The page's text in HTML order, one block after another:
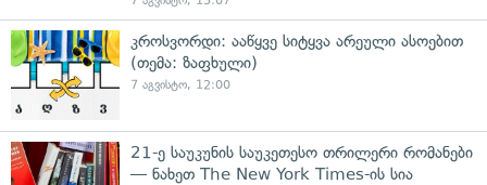
კროსვორდი: ააწყვე სიტყვა არეული ასოებით
(თემა: ზაფხული)
7 აგვისტო, 12:00
21-ე საუკუნის საუკეთესო თრილერი რომანები
— ნახეთ The New York Times-ის სია